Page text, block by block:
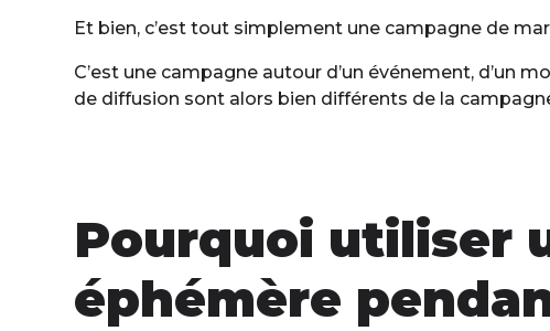
Et bien, c’est tout simplement une campagne de
C’est une campagne autour d’un événement, d’un
de diffusion sont alors bien différents de la
Pourquoi utiliser
éphémère